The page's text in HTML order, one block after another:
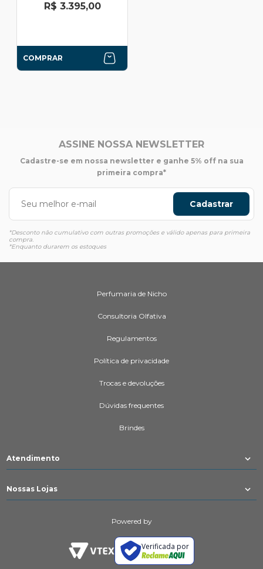
R$ 3.395,00
COMPRAR
ASSINE NOSSA NEWSLETTER
Cadastre-se em nossa newsletter e ganhe 5% off na sua
primeira compra*
Cadastrar
*Desconto não cumulativo com outras promoções e válido apenas para primeira
compra.
*Enquanto durarem os estoques
Perfumaria de Nicho
Consultoria Olfativa
Regulamentos
Política de privacidade
Trocas e devoluções
Dúvidas frequentes
Brindes
Atendimento
Nossas Lojas
Powered by
Verificada por